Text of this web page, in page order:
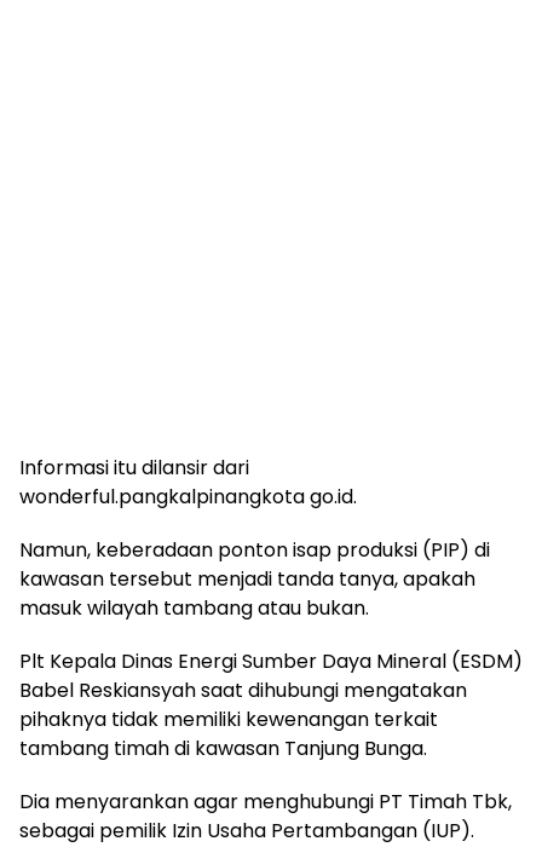
Informasi itu dilansir dari
wonderful.pangkalpinangkota go.id.
Namun, keberadaan ponton isap produksi (PIP) di
kawasan tersebut menjadi tanda tanya, apakah
masuk wilayah tambang atau bukan.
Plt Kepala Dinas Energi Sumber Daya Mineral (ESDM)
Babel Reskiansyah saat dihubungi mengatakan
pihaknya tidak memiliki kewenangan terkait
tambang timah di kawasan Tanjung Bunga.
Dia menyarankan agar menghubungi PT Timah Tbk,
sebagai pemilik Izin Usaha Pertambangan (IUP).